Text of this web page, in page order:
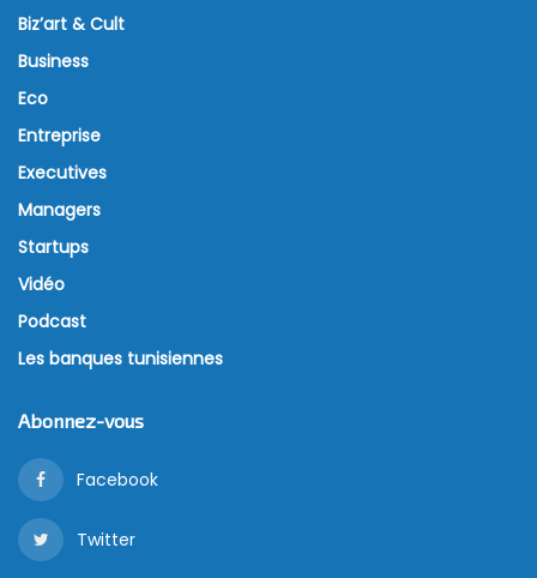
Biz’art & Cult
Business
Eco
Entreprise
Executives
Managers
Startups
Vidéo
Podcast
Les banques tunisiennes
Abonnez-vous
Facebook
Twitter